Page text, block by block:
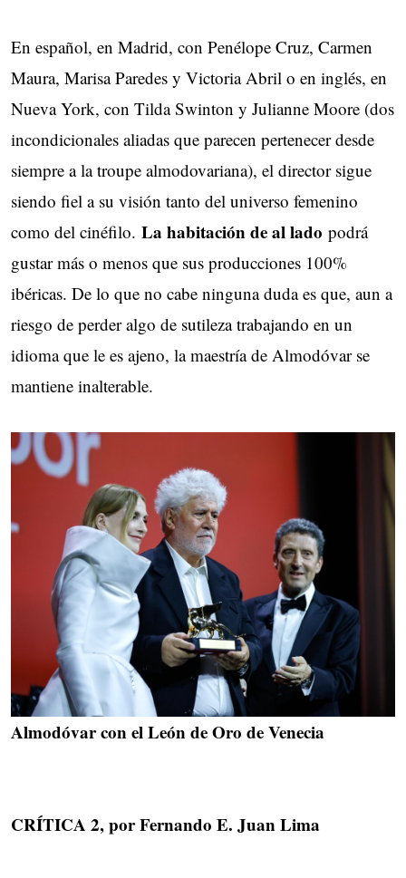
En español, en Madrid, con Penélope Cruz, Carmen
Maura, Marisa Paredes y Victoria Abril o en inglés, en
Nueva York, con Tilda Swinton y Julianne Moore (dos
incondicionales aliadas que parecen pertenecer desde
siempre a la troupe almodovariana), el director sigue
siendo fiel a su visión tanto del universo femenino
como del cinéfilo. La habitación de al lado podrá
gustar más o menos que sus producciones 100%
ibéricas. De lo que no cabe ninguna duda es que, aun a
riesgo de perder algo de sutileza trabajando en un
idioma que le es ajeno, la maestría de Almodóvar se
mantiene inalterable.
Almodóvar con el León de Oro de Venecia
CRÍTICA 2, por Fernando E. Juan Lima